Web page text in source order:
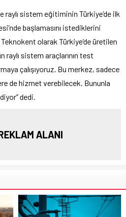
sistem eğitiminin Türkiye’de ilk
başlamasını istediklerini
olarak Türkiye’de üretilen
sistem araçlarının test
çalışıyoruz. Bu merkez, sadece
de hizmet verebilecek. Bununla
dedi.
ALANI